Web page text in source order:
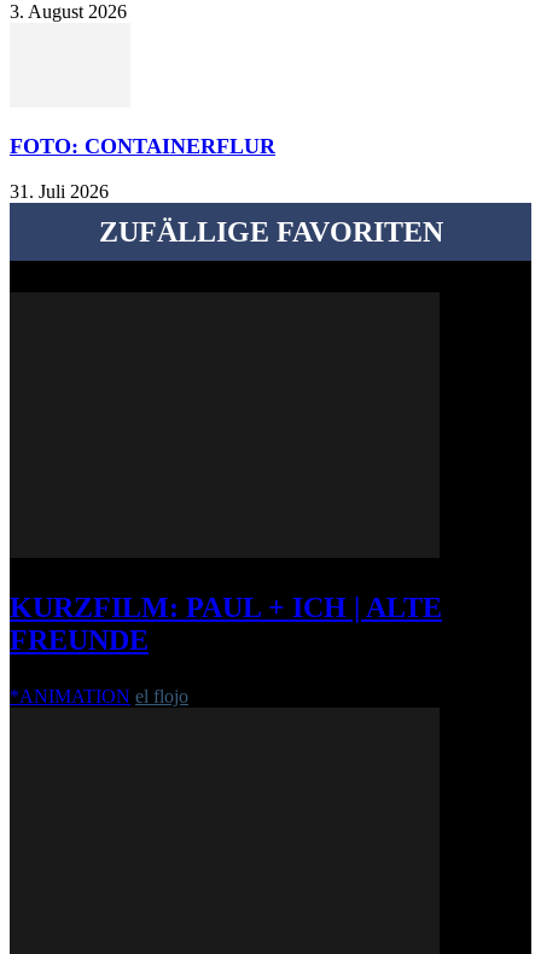
3. August 2026
FOTO: CONTAINERFLUR
31. Juli 2026
ZUFÄLLIGE FAVORITEN
KURZFILM: PAUL + ICH | ALTE
FREUNDE
*ANIMATION el flojo